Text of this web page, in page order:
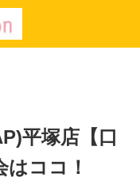
平塚店【口
ココ！